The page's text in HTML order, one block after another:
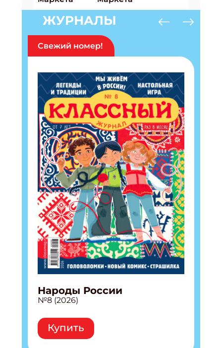
ЖУРНАЛЫ
Свежий номер!
Народы России
№8 (2026)
Купить